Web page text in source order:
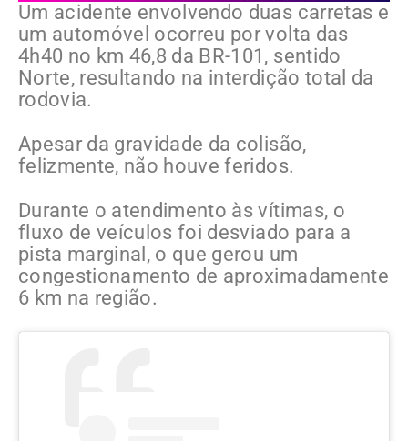
Um acidente envolvendo duas carretas e
um automóvel ocorreu por volta das
4h40 no km 46,8 da BR-101, sentido
Norte, resultando na interdição total da
rodovia.
Apesar da gravidade da colisão,
felizmente, não houve feridos.
Durante o atendimento às vítimas, o
fluxo de veículos foi desviado para a
pista marginal, o que gerou um
congestionamento de aproximadamente
6 km na região.